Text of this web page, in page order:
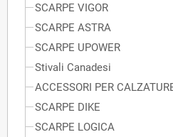
SCARPE VIGOR
SCARPE ASTRA
SCARPE UPOWER
Stivali Canadesi
ACCESSORI PER
SCARPE DIKE
SCARPE LOGICA